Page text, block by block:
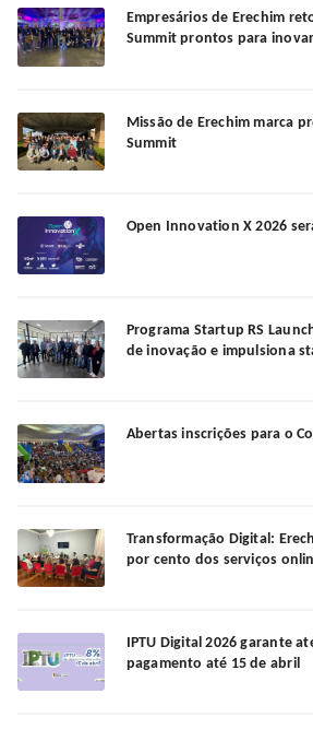
Empresários de Erechim
Summit prontos para inovar
Missão de Erechim marca
Summit
Open Innovation X 2026
Programa Startup RS
de inovação e impulsiona
Abertas inscrições para o
Transformação Digital:
por cento dos serviços
IPTU Digital 2026 garante
pagamento até 15 de abril